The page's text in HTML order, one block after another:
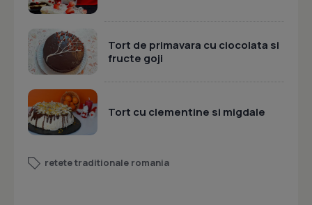
Tort de primavara cu ciocolata si
fructe goji
Tort cu clementine si migdale
retete traditionale romania